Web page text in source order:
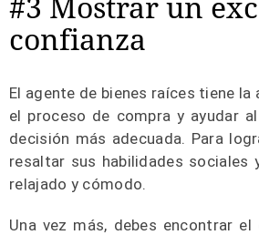
confianza
El agente de bienes raíces tiene la
el proceso de compra y ayudar
decisión más adecuada. Para
resaltar sus habilidades sociales
relajado y cómodo.
Una vez más, debes encontrar